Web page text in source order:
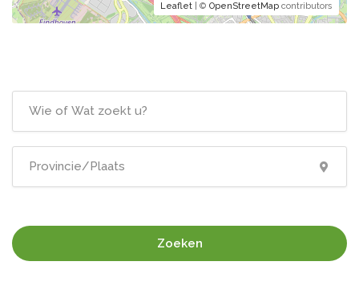
Leaflet | © OpenStreetMap contributors
Zoeken